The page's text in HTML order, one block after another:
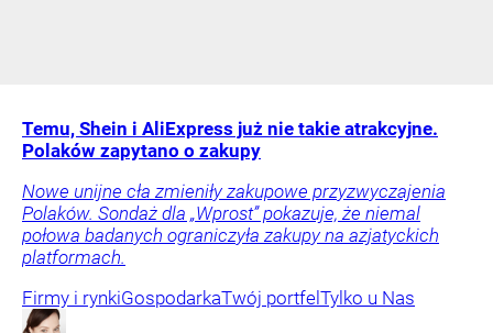
Temu, Shein i AliExpress już nie takie atrakcyjne.
Polaków zapytano o zakupy
Nowe unijne cła zmieniły zakupowe przyzwyczajenia
Polaków. Sondaż dla „Wprost” pokazuje, że niemal
połowa badanych ograniczyła zakupy na azjatyckich
platformach.
Firmy i rynkiGospodarkaTwój portfelTylko u Nas